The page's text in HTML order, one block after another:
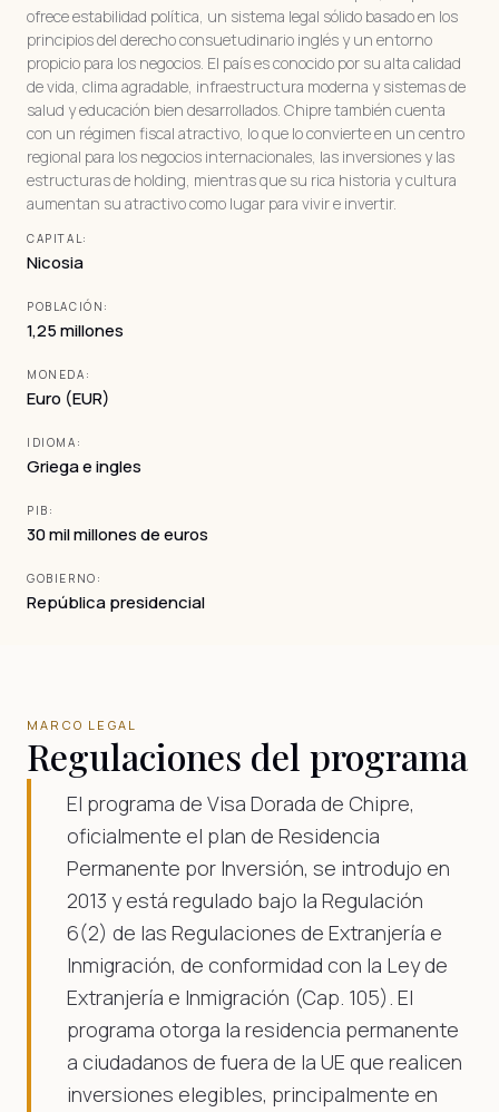
ofrece estabilidad política, un sistema legal sólido basado en los
principios del derecho consuetudinario inglés y un entorno
propicio para los negocios. El país es conocido por su alta calidad
de vida, clima agradable, infraestructura moderna y sistemas de
salud y educación bien desarrollados. Chipre también cuenta
con un régimen fiscal atractivo, lo que lo convierte en un centro
regional para los negocios internacionales, las inversiones y las
estructuras de holding, mientras que su rica historia y cultura
aumentan su atractivo como lugar para vivir e invertir.
CAPITAL:
Nicosia
POBLACIÓN:
1,25 millones
MONEDA:
Euro (EUR)
IDIOMA:
Griega e ingles
PIB:
30 mil millones de euros
GOBIERNO:
República presidencial
MARCO LEGAL
Regulaciones del programa
El programa de Visa Dorada de Chipre,
oficialmente el plan de Residencia
Permanente por Inversión, se introdujo en
2013 y está regulado bajo la Regulación
6(2) de las Regulaciones de Extranjería e
Inmigración, de conformidad con la Ley de
Extranjería e Inmigración (Cap. 105). El
programa otorga la residencia permanente
a ciudadanos de fuera de la UE que realicen
inversiones elegibles, principalmente en